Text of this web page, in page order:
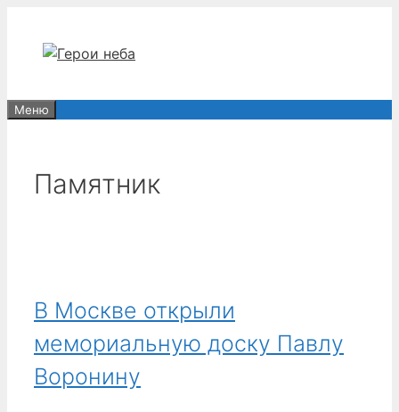
содержимому
Меню
Памятник
В Москве открыли
мемориальную доску Павлу
Воронину